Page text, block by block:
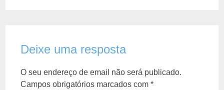
Deixe uma resposta
O seu endereço de email não será publicado.
Campos obrigatórios marcados com*